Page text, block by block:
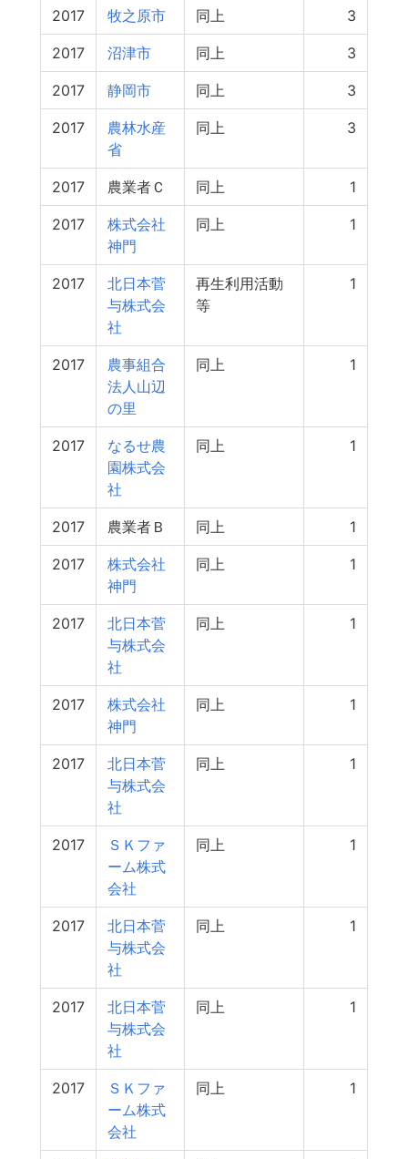
2017 牧之原市 同上 3
2017 沼津市 同上 3
2017 静岡市 同上 3
2017
農林水産
省
同上 3
2017 農業者Ｃ 同上 1
2017
株式会社
神門
同上 1
2017
北日本菅
与株式会
社
再生利用活動
等
1
2017
農事組合
法人山辺
の里
同上 1
2017
なるせ農
園株式会
社
同上 1
2017 農業者Ｂ 同上 1
2017
株式会社
神門
同上 1
2017
北日本菅
与株式会
社
同上 1
2017
株式会社
神門
同上 1
2017
北日本菅
与株式会
社
同上 1
2017
ＳＫファ
ーム株式
会社
同上 1
2017
北日本菅
与株式会
社
同上 1
2017
北日本菅
与株式会
社
同上 1
2017
ＳＫファ
ーム株式
会社
同上 1